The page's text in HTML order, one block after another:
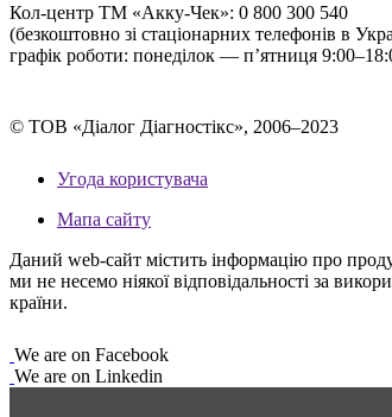
Кол-центр ТМ «Акку-Чек»: 0 800 300 540
(безкоштовно зі стаціонарних телефонів в
графік роботи: понеділок — п’ятниця
© ТОВ «Діалог Діагностікс», 2006–2023
Угода користувача
Мапа сайту
Даний web-сайт містить інформацію про
ми не несемо ніякої відповідальності за
країни.
We are on Facebook
We are on Linkedin